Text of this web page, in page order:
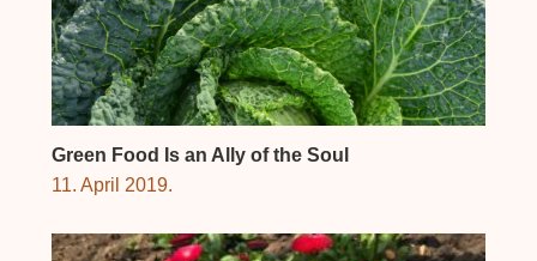
Green Food Is an Ally of the Soul
11. April 2019.